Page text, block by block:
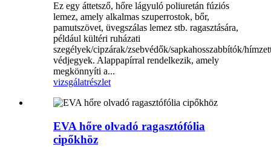
Ez egy áttetsző, hőre lágyuló poliuretán fúziós
lemez, amely alkalmas szuperrostok, bőr,
pamutszövet, üvegszálas lemez stb. ragasztására,
például kültéri ruházati
szegélyek/cipzárak/zsebvédők/sapkahosszabbítók/
védjegyek. Alappapírral rendelkezik, amely
megkönnyíti a...
vizsgálatrészlet
EVA hőre olvadó ragasztófólia
cipőkhöz